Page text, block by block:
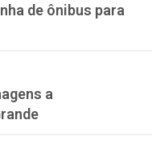
de ônibus para
a